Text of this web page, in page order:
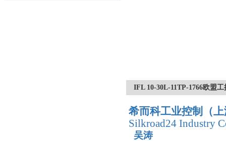
IFL 10-30L-11TP-1766欧盟
希而科工业控制（
Silkroad24 Industry
吴涛